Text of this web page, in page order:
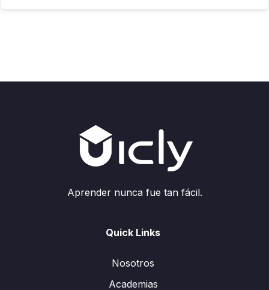
Aprender nunca fue tan fácil.
Quick Links
Nosotros
Academias